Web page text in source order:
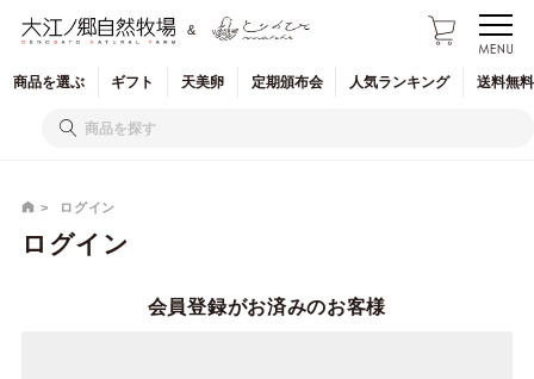
&
商品を選ぶ ギフト 天美卵 定期頒布会 人気ランキング 送料無
ログイン
ログイン
会員登録がお済みのお客様